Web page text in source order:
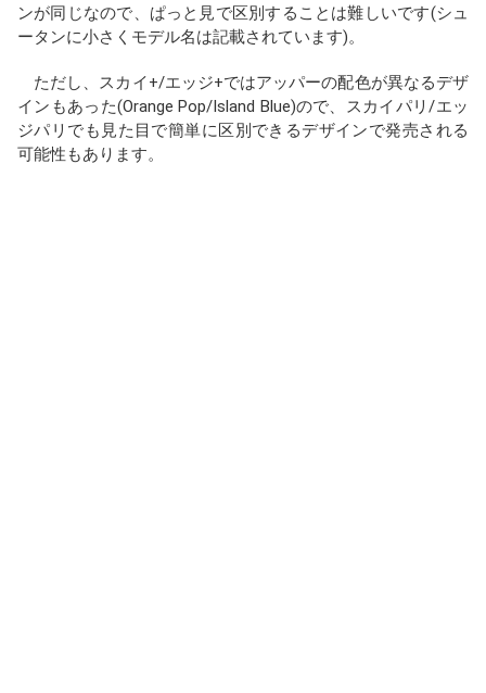
ンが同じなので、ぱっと見で区別することは難しいです(シュ
ータンに小さくモデル名は記載されています)。
ただし、スカイ+/エッジ+ではアッパーの配色が異なるデザ
インもあった(Orange Pop/Island Blue)ので、スカイパリ/エッ
ジパリでも見た目で簡単に区別できるデザインで発売される
可能性もあります。